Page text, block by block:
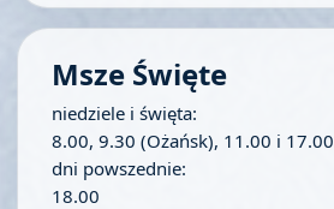
Msze Święte
niedziele i święta:
8.00, 9.30 (Ożańsk), 11.00 i 17.00
dni powszednie:
18.00